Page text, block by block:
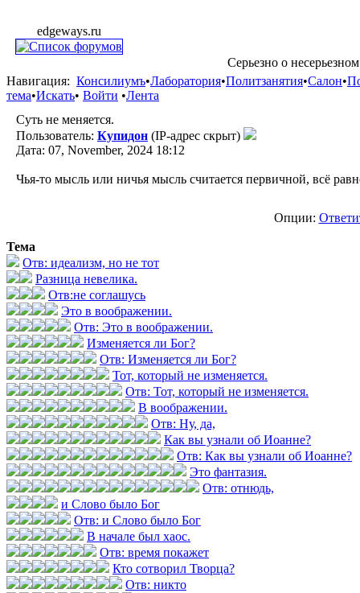
edgeways.ru
Серьезно о
Навигация: Консилиумъ•Лаборатория•Политзанятия•Салон•
тема•Искать• Войти •Лента
Суть не меняется.
Пользователь: Купидон (IP-адрес скрыт)
Дата: 07, November, 2024 18:12
Чья-то мысль или ничья мысль считается первичной, всё
Опции:
Тема
Отв: идеализм, но не тот
Разница невелика.
Отв:не соглашусь
Это в воображении.
Отв: Это в воображении.
Изменяется ли Бог?
Отв: Изменяется ли Бог?
Тот, который не изменяется.
Отв: Тот, который не изменяется.
В воображении.
Отв: Ну, да,
Как вы узнали об Иоанне?
Отв: Как вы узнали об Иоанне?
Это фантазия.
Отв: отнюдь,
и Слово было Бог
Отв: и Слово было Бог
В начале был хаос.
Отв: время покажет
Кто сотворил Творца?
Отв: никто